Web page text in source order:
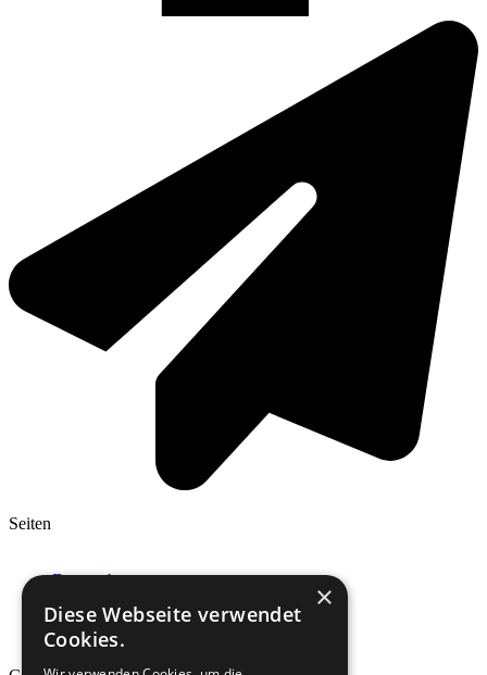
Seiten
Datenschutz
Disclaimer
Werbehinweis
×
Diese Webseite verwendet
Cookies.